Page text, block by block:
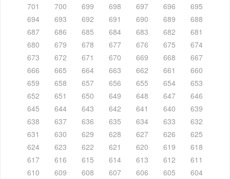
701
700 699 698 697 696
695
694
693 692 691 690 689
688
687
686 685 684 683 682
681
680
679 678 677 676 675
674
673
672 671 670 669 668
667
666
665 664 663 662 661
660
659
658 657 656 655 654
653
652
651 650 649 648 647
646
645
644 643 642 641 640
639
638
637 636 635 634 633
632
631
630 629 628 627 626
625
624
623 622 621 620 619
618
617
616 615 614 613 612
611
610
609 608 607 606 605
604